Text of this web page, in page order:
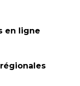
en ligne